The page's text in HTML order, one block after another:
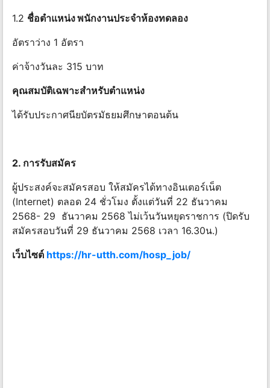
1.2 ชื่อตําแหน่ง พนักงานประจําห้องทดลอง
อัตราว่าง 1 อัตรา
ค่าจ้างวันละ 315 บาท
คุณสมบัติเฉพาะสําหรับตําแหน่ง
ได้รับประกาศนียบัตรมัธยมศึกษาตอนต้น
2. การรับสมัคร
ผู้ประสงค์จะสมัครสอบ ให้สมัครได้ทางอินเตอร์เน็ต
(Internet) ตลอด 24 ชั่วโมง ตั้งแต่วันที่ 22 ธันวาคม
2568- 29 ธันวาคม 2568 ไม่เว้นวันหยุดราชการ (ปิดรับ
สมัครสอบวันที่ 29 ธันวาคม 2568 เวลา 16.30น.)
เว็บไซต์ https://hr-utth.com/hosp_job/